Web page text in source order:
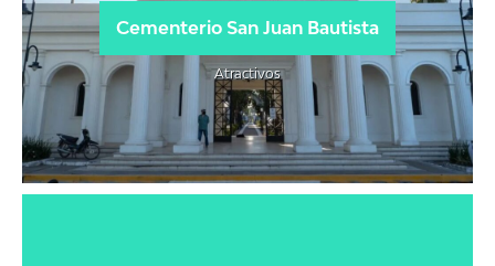
Cementerio San Juan Bautista
Atractivos